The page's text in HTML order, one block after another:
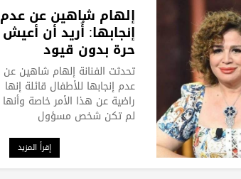
إلهام شاهين عن عدم
إنجابها: أُريد أن أعيش
حرة بدون قيود
تحدثت الفنانة إلهام شاهين عن
عدم إنجابها للأطفال قائلة إنها
راضية عن هذا الأمر خاصة وأنها
لم تكن شخص مسؤول
إقرأ المزيد